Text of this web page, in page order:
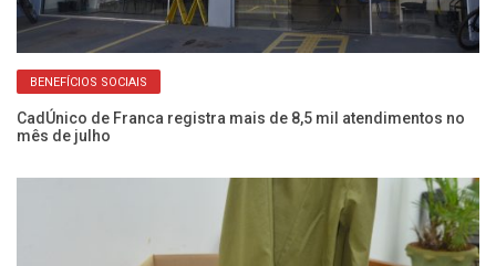
BENEFÍCIOS SOCIAIS
CadÚnico de Franca registra mais de 8,5 mil atendimentos no
mês de julho